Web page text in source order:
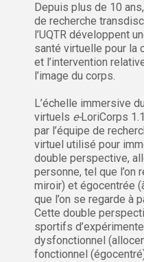
Depuis plus de 10
de recherche
l’UQTR développent
santé virtuelle pour la
et l’intervention
l’image du corps.
L’échelle immersive
virtuels e-LoriCorps
par l’équipe de
virtuel utilisé pour
double perspective,
personne, tel que l’on
miroir) et égocentrée
que l’on se regarde à
Cette double
sportifs
dysfonctionnel
fonctionnel